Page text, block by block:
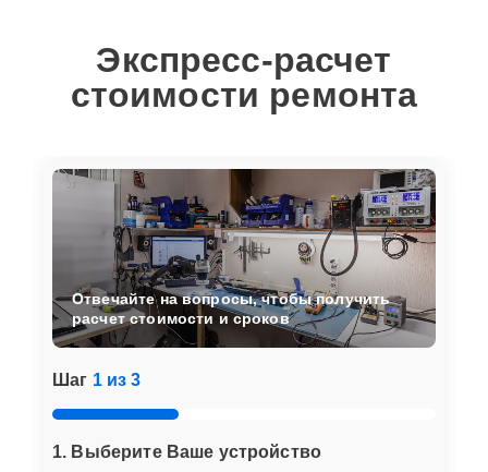
Экспресс-расчет
стоимости ремонта
Шаг 1 из 3
1. Выберите Ваше устройство
Отвечайте на вопросы, чтобы получить
расчет стоимости и сроков